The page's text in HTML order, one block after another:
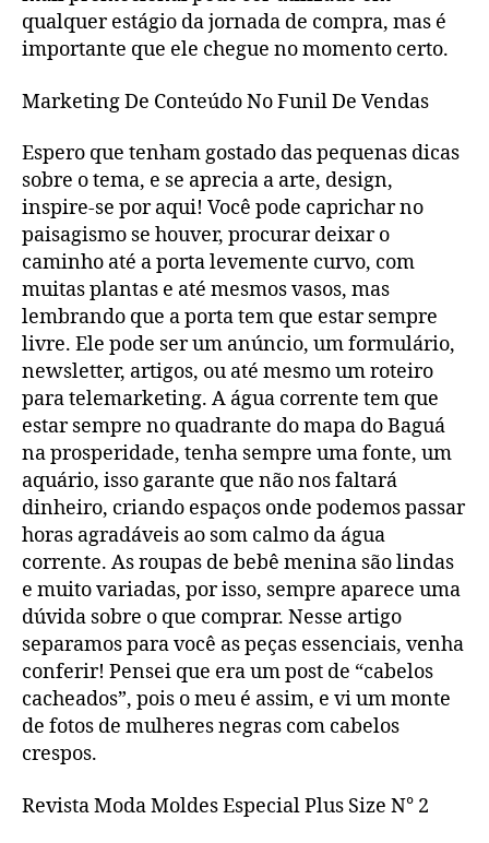
qualquer estágio da jornada de compra, mas é
importante que ele chegue no momento certo.
Marketing De Conteúdo No Funil De Vendas
Espero que tenham gostado das pequenas dicas
sobre o tema, e se aprecia a arte, design,
inspire-se por aqui! Você pode caprichar no
paisagismo se houver, procurar deixar o
caminho até a porta levemente curvo, com
muitas plantas e até mesmos vasos, mas
lembrando que a porta tem que estar sempre
livre. Ele pode ser um anúncio, um formulário,
newsletter, artigos, ou até mesmo um roteiro
para telemarketing. A água corrente tem que
estar sempre no quadrante do mapa do Baguá
na prosperidade, tenha sempre uma fonte, um
aquário, isso garante que não nos faltará
dinheiro, criando espaços onde podemos passar
horas agradáveis ao som calmo da água
corrente. As roupas de bebê menina são lindas
e muito variadas, por isso, sempre aparece uma
dúvida sobre o que comprar. Nesse artigo
separamos para você as peças essenciais, venha
conferir! Pensei que era um post de “cabelos
cacheados”, pois o meu é assim, e vi um monte
de fotos de mulheres negras com cabelos
crespos.
Revista Moda Moldes Especial Plus Size N° 2